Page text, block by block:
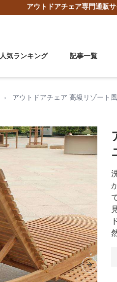
アウトドアチェア専門通販サ
人気ランキング 記事一覧
› アウトドアチェア 高級リゾート
Next slide